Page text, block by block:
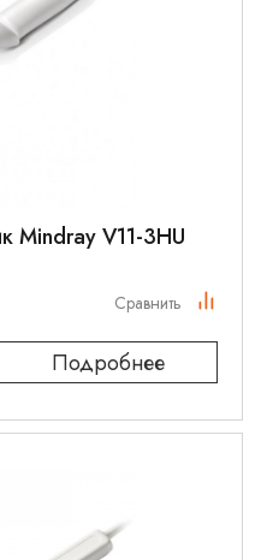
Mindray V11-3HU
Подробнее
Сравнить